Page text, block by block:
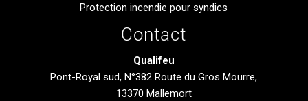
Protection incendie pour syndics
Contact
Qualifeu
Pont-Royal sud, N°382 Route du Gros Mourre,
13370 Mallemort